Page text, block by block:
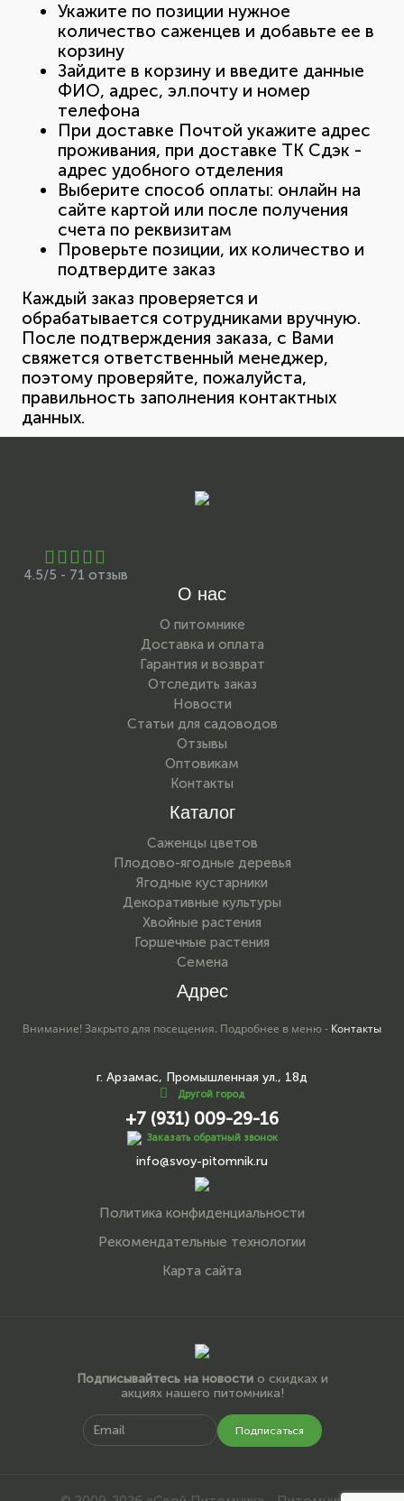
Укажите по позиции нужное
количество саженцев и добавьте ее в
корзину
Зайдите в корзину и введите данные
ФИО, адрес, эл.почту и номер
телефона
При доставке Почтой укажите адрес
проживания, при доставке ТК Сдэк -
адрес удобного отделения
Выберите способ оплаты: онлайн на
сайте картой или после получения
счета по реквизитам
Проверьте позиции, их количество и
подтвердите заказ
Каждый заказ проверяется и
обрабатывается сотрудниками вручную.
После подтверждения заказа, с Вами
свяжется ответственный менеджер,
поэтому проверяйте, пожалуйста,
правильность заполнения контактных
данных.
4.5/5 - 71 отзыв
О нас
О питомнике
Доставка и оплата
Гарантия и возврат
Отследить заказ
Новости
Статьи для садоводов
Отзывы
Оптовикам
Контакты
Каталог
Саженцы цветов
Плодово-ягодные деревья
Ягодные кустарники
Декоративные культуры
Хвойные растения
Горшечные растения
Семена
Адрес
Внимание! Закрыто для посещения. Подробнее в меню - Контакты
г. Арзамас, Промышленная ул., 18д
Другой город
+7 (931) 009-29-16
Заказать обратный звонок
info@svoy-pitomnik.ru
Политика конфиденциальности
Рекомендательные технологии
Карта сайта
Подписывайтесь на новостио скидках и
акциях нашего питомника!
Подписаться